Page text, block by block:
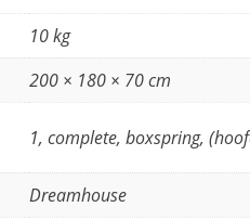
10 kg
200 × 180 × 70 cm
1, complete, boxspring,
Dreamhouse